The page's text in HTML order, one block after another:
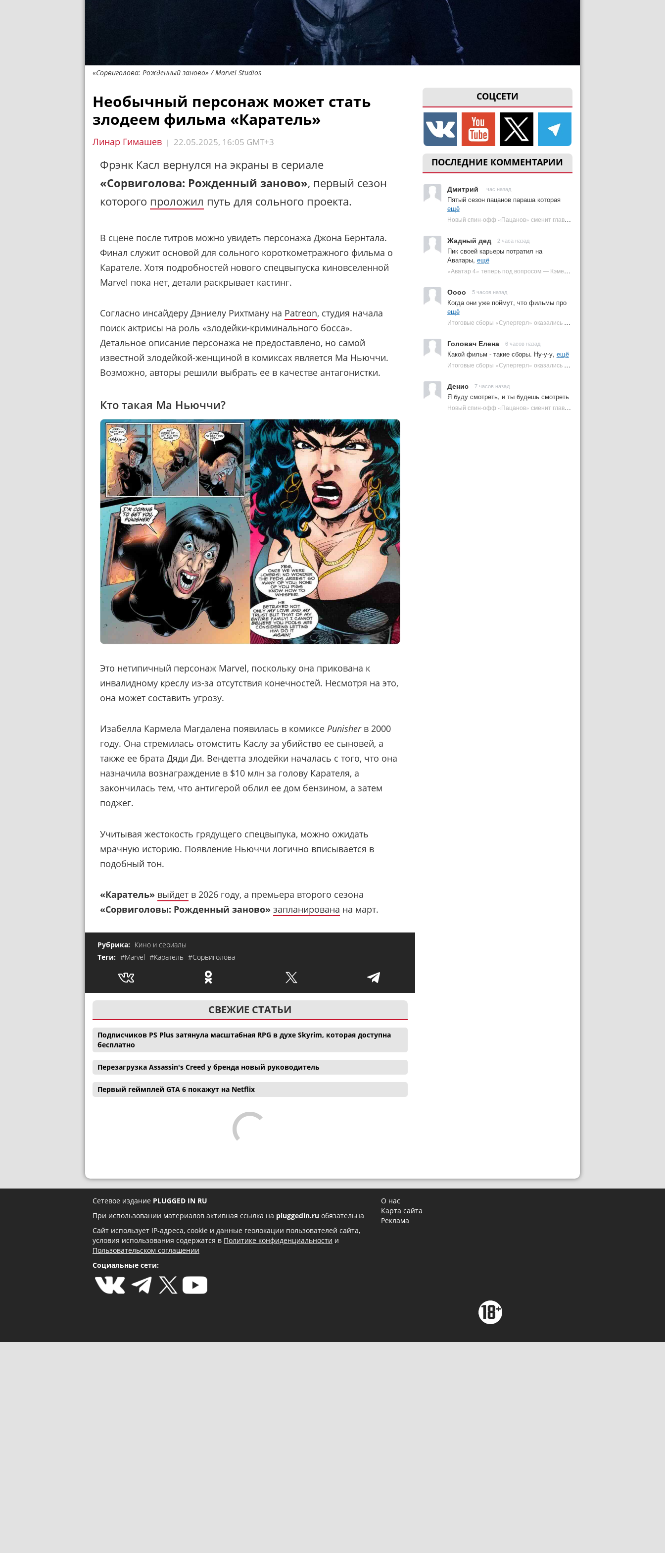
«Сорвиголова: Рожденный заново» / Marvel Studios
СОЦСЕТИ
ПОСЛЕДНИЕ КОММЕНТАРИИ
Дмитрий час назад
Пятый сезон пацанов параша которая
ещё
Новый спин-офф «Пацанов» сменит главного героя | Plugged In Ru
Жадный дед 2 часа назад
Пик своей карьеры потратил на
Аватары, ещё
«Аватар 4» теперь под вопросом — Кэмерон решил отойти от продолжения | Plugged In Ru
Оооо 5 часов назад
Когда они уже поймут, что фильмы про
ещё
Итоговые сборы «Супергерл» оказались худшими для DC за два десятилетия | Plugged In Ru
Головач Елена 6 часов назад
Какой фильм - такие сборы. Ну-у-у, ещё
Итоговые сборы «Супергерл» оказались худшими для DC за два десятилетия | Plugged In Ru
Денис 7 часов назад
Я буду смотреть, и ты будешь смотреть
Новый спин-офф «Пацанов» сменит главного героя | Plugged In Ru
Необычный персонаж может стать
злодеем фильма «Каратель»
Линар Гимашев | 22.05.2025, 16:05 GMT+3
Фрэнк Касл вернулся на экраны в сериале
«Сорвиголова: Рожденный заново», первый сезон
которого проложил путь для сольного проекта.
В сцене после титров можно увидеть персонажа Джона Бернтала.
Финал служит основой для сольного короткометражного фильма о
Карателе. Хотя подробностей нового спецвыпуска киновселенной
Marvel пока нет, детали раскрывает кастинг.
Согласно инсайдеру Дэниелу Рихтману на Patreon, студия начала
поиск актрисы на роль «злодейки-криминального босса».
Детальное описание персонажа не предоставлено, но самой
известной злодейкой-женщиной в комиксах является Ма Ньюччи.
Возможно, авторы решили выбрать ее в качестве антагонистки.
Кто такая Ма Ньюччи?
Это нетипичный персонаж Marvel, поскольку она прикована к
инвалидному креслу из-за отсутствия конечностей. Несмотря на это,
она может составить угрозу.
Изабелла Кармела Магдалена появилась в комиксе Punisherв 2000
году. Она стремилась отомстить Каслу за убийство ее сыновей, а
также ее брата Дяди Ди. Вендетта злодейки началась с того, что она
назначила вознаграждение в $10 млн за голову Карателя, а
закончилась тем, что антигерой облил ее дом бензином, а затем
поджег.
Учитывая жестокость грядущего спецвыпука, можно ожидать
мрачную историю. Появление Ньюччи логично вписывается в
подобный тон.
«Каратель» выйдет в 2026 году, а премьера второго сезона
«Сорвиголовы: Рожденный заново» запланирована на март.
Рубрика: Кино и сериалы
Теги: #Marvel #Каратель #Сорвиголова
СВЕЖИЕ СТАТЬИ
Подписчиков PS Plus затянула масштабная RPG в духе Skyrim, которая доступна
бесплатно
Перезагрузка Assassin's Creed у бренда новый руководитель
Первый геймплей GTA 6 покажут на Netflix
Сетевое издание PLUGGED IN RU
При использовании материалов активная ссылка на pluggedin.ru обязательна
Сайт использует IP-адреса, cookie и данные геолокации пользователей сайта,
условия использования содержатся в Политике конфиденциальности и
Пользовательском соглашении
Социальные сети:
О нас
Карта сайта
Реклама